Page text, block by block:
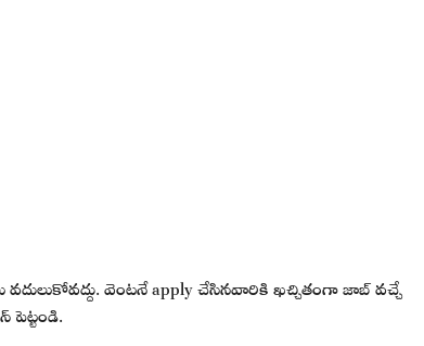
వెంటనే apply చేసినవారికి ఖచ్చితంగా జాబ్ వచ్చే
పెట్టండి.